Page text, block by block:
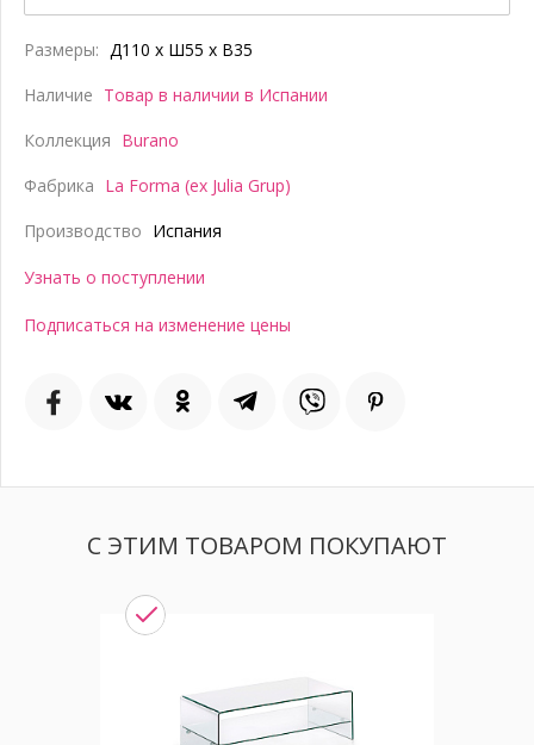
Размеры: Д110 x Ш55 x В35
Наличие Товар в наличии в Испании
Коллекция Burano
Фабрика La Forma (ex Julia Grup)
Производство Испания
Узнать о поступлении
Подписаться на изменение цены
С ЭТИМ ТОВАРОМ ПОКУПАЮТ